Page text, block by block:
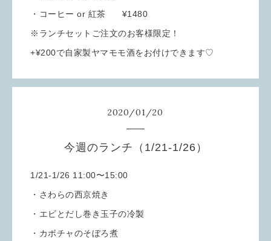
・コーヒー or 紅茶 ¥1480
※ランチセットご注文のお客様限定！
+¥200で自家製ヤマモモ酒をお付けできます♡
2020/01/20
今週のランチ（1/21-1/26）
1/21-1/26 11:00〜15:00
・さわらの西京焼き
・エビとだし巻き玉子の冷製
・カボチャのそぼろ煮